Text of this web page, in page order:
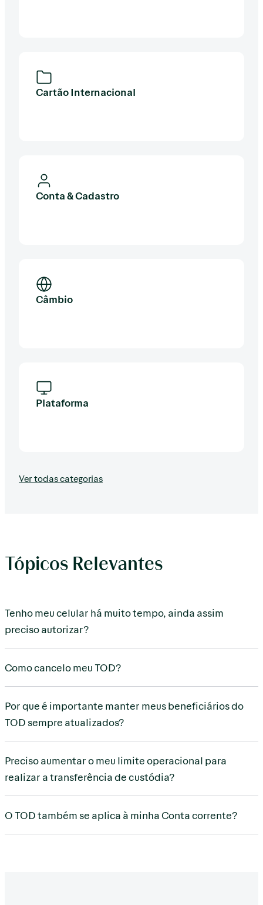
Cartão Internacional
Conta & Cadastro
Câmbio
Plataforma
Ver todas categorias
Tópicos Relevantes
Tenho meu celular há muito tempo, ainda assim
preciso autorizar?
Como cancelo meu TOD?
Por que é importante manter meus beneficiários do
TOD sempre atualizados?
Preciso aumentar o meu limite operacional para
realizar a transferência de custódia?
O TOD também se aplica à minha Conta corrente?